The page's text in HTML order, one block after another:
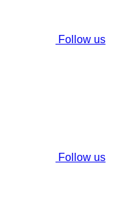
Follow us
Follow us